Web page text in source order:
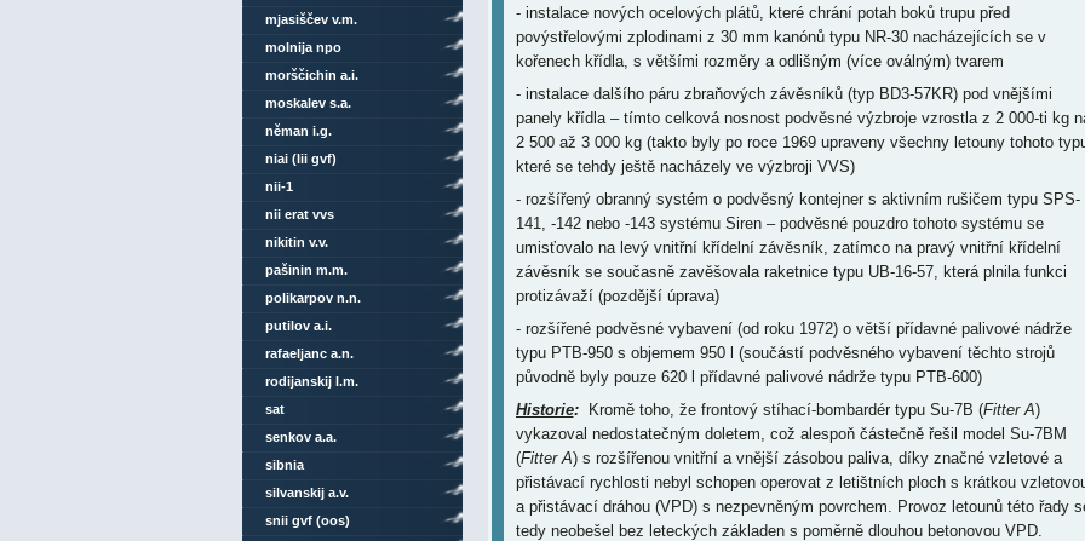
- instalace nových ocelových plátů, které chrání potah boků trupu před
povýstřelovými zplodinami z 30 mm kanónů typu NR-30 nacházejících se v
kořenech křídla, s většími rozměry a odlišným (více oválným) tvarem
- instalace dalšího páru zbraňových závěsníků (typ BD3-57KR) pod vnějšími
panely křídla – tímto celková nosnost podvěsné výzbroje vzrostla z 2 000-ti kg
2 500 až 3 000 kg (takto byly po roce 1969 upraveny všechny letouny tohoto
které se tehdy ještě nacházely ve výzbroji VVS)
- rozšířený obranný systém o podvěsný kontejner s aktivním rušičem typu SPS-
141, -142 nebo -143 systému Siren – podvěsné pouzdro tohoto systému se
umisťovalo na levý vnitřní křídelní závěsník, zatímco na pravý vnitřní křídelní
závěsník se současně zavěšovala raketnice typu UB-16-57, která plnila funkci
protizávaží (pozdější úprava)
- rozšířené podvěsné vybavení (od roku 1972) o větší přídavné palivové nádrže
typu PTB-950 s objemem 950 l (součástí podvěsného vybavení těchto strojů
původně byly pouze 620 l přídavné palivové nádrže typu PTB-600)
Historie:Kromě toho, že frontový stíhací-bombardér typu Su-7B (Fitter A)
vykazoval nedostatečným doletem, což alespoň částečně řešil model Su-7BM
(Fitter A) s rozšířenou vnitřní a vnější zásobou paliva, díky značné vzletové a
přistávací rychlosti nebyl schopen operovat z letištních ploch s krátkou
a přistávací dráhou (VPD) s nezpevněným povrchem. Provoz letounů této řady
tedy neobešel bez leteckých základen s poměrně dlouhou betonovou VPD.
mjasiščev v.m.
molnija npo
morščichin a.i.
moskalev s.a.
něman i.g.
niai (lii gvf)
nii-1
nii erat vvs
nikitin v.v.
pašinin m.m.
polikarpov n.n.
putilov a.i.
rafaeljanc a.n.
rodijanskij l.m.
sat
senkov a.a.
sibnia
silvanskij a.v.
snii gvf (oos)